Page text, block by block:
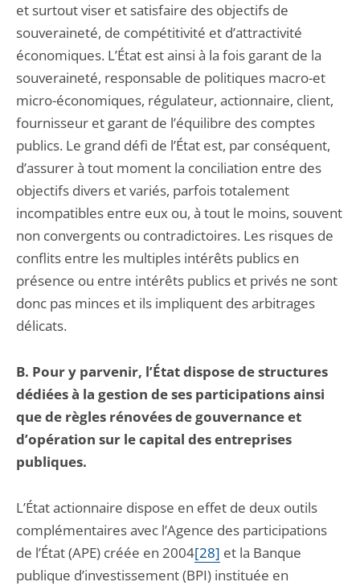
et surtout viser et satisfaire des objectifs de
souveraineté, de compétitivité et d’attractivité
économiques. L’État est ainsi à la fois garant de la
souveraineté, responsable de politiques macro-et
micro-économiques, régulateur, actionnaire, client,
fournisseur et garant de l’équilibre des comptes
publics. Le grand défi de l’État est, par conséquent,
d’assurer à tout moment la conciliation entre des
objectifs divers et variés, parfois totalement
incompatibles entre eux ou, à tout le moins, souvent
non convergents ou contradictoires. Les risques de
conflits entre les multiples intérêts publics en
présence ou entre intérêts publics et privés ne sont
donc pas minces et ils impliquent des arbitrages
délicats.
B. Pour y parvenir, l’État dispose de structures
dédiées à la gestion de ses participations ainsi
que de règles rénovées de gouvernance et
d’opération sur le capital des entreprises
publiques.
L’État actionnaire dispose en effet de deux outils
complémentaires avec l’Agence des participations
de l’État (APE) créée en 2004[28] et la Banque
publique d’investissement (BPI) instituée en